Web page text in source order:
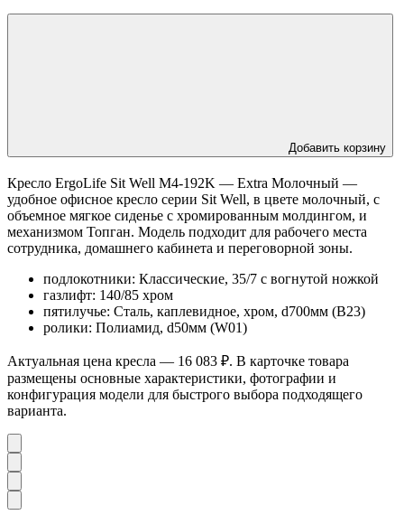
Добавить корзину
Кресло ErgoLife Sit Well M4-192K — Extra Молочный —
удобное офисное кресло серии Sit Well, в цвете молочный, с
объемное мягкое сиденье с хромированным молдингом, и
механизмом Топган. Модель подходит для рабочего места
сотрудника, домашнего кабинета и переговорной зоны.
подлокотники: Классические, 35/7 с вогнутой ножкой
газлифт: 140/85 хром
пятилучье: Сталь, каплевидное, хром, d700мм (B23)
ролики: Полиамид, d50мм (W01)
Актуальная цена кресла — 16 083 ₽. В карточке товара
размещены основные характеристики, фотографии и
конфигурация модели для быстрого выбора подходящего
варианта.